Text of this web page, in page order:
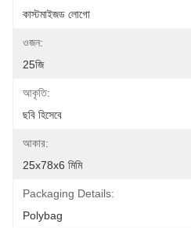
কাস্টমাইজড লোগো
ওজন:
25জি
আকৃতি:
ছবি হিসেবে
আকার:
25x78x6 মিমি
Packaging Details:
Polybag